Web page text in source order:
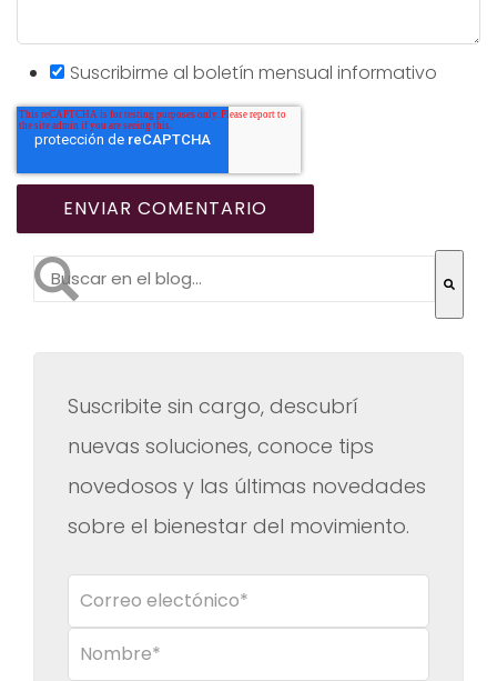
Suscribirme al boletín mensual informativo
Esto es un campo de búsqueda con una función de
Suscribite sin cargo, descubrí
nuevas soluciones, conoce tips
novedosos y las últimas novedades
sobre el bienestar del movimiento.